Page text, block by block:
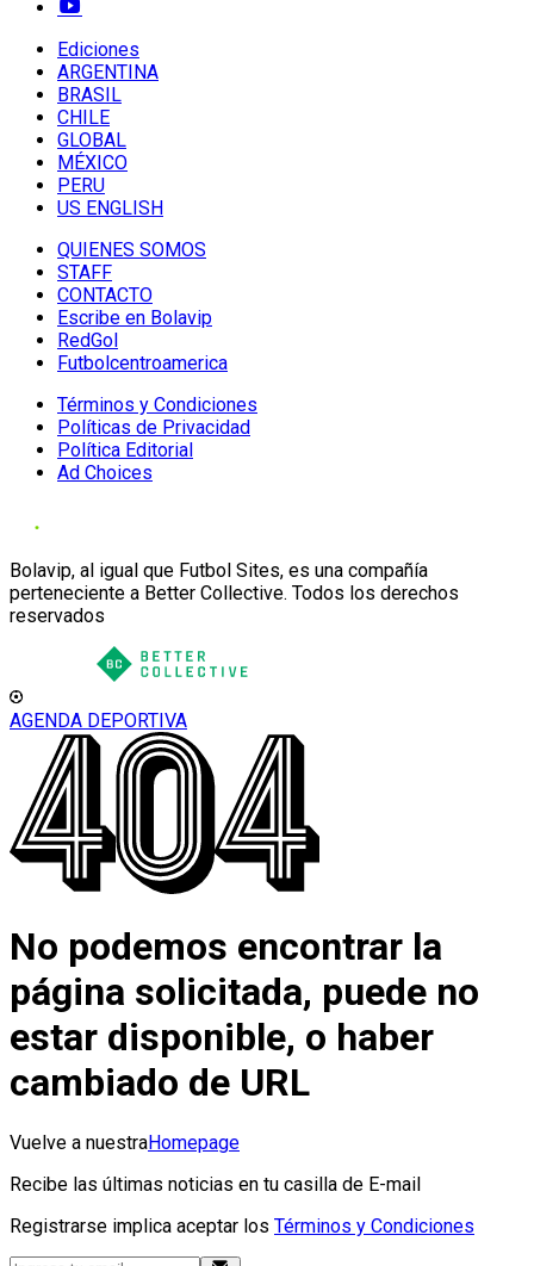
Ediciones
ARGENTINA
BRASIL
CHILE
GLOBAL
MÉXICO
PERU
US ENGLISH
QUIENES SOMOS
STAFF
CONTACTO
Escribe en Bolavip
RedGol
Futbolcentroamerica
Términos y Condiciones
Políticas de Privacidad
Política Editorial
Ad Choices
Bolavip, al igual que Futbol Sites, es una compañía
perteneciente a Better Collective. Todos los derechos
reservados
AGENDA DEPORTIVA
No podemos encontrar la
página solicitada, puede no
estar disponible, o haber
cambiado de URL
Vuelve a nuestraHomepage
Recibe las últimas noticias en tu casilla de E-mail
Registrarse implica aceptar los Términos y Condiciones